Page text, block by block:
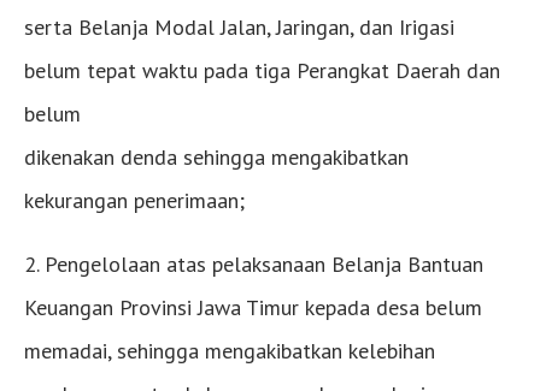
serta Belanja Modal Jalan, Jaringan, dan Irigasi
belum tepat waktu pada tiga Perangkat Daerah dan
belum
dikenakan denda sehingga mengakibatkan
kekurangan penerimaan;
2. Pengelolaan atas pelaksanaan Belanja Bantuan
Keuangan Provinsi Jawa Timur kepada desa belum
memadai, sehingga mengakibatkan kelebihan